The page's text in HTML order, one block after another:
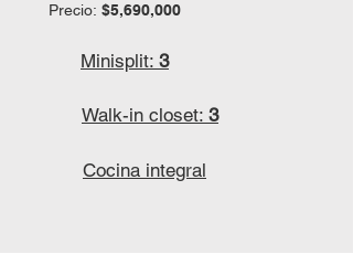
Precio: $5,690,000
Minisplit: 3
Walk-in closet: 3
Cocina integral